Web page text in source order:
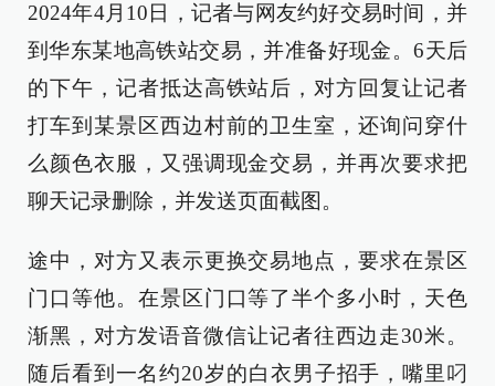
2024年4月10日，记者与网友约好交易时间，并
到华东某地高铁站交易，并准备好现金。6天后
的下午，记者抵达高铁站后，对方回复让记者
打车到某景区西边村前的卫生室，还询问穿什
么颜色衣服，又强调现金交易，并再次要求把
聊天记录删除，并发送页面截图。
途中，对方又表示更换交易地点，要求在景区
门口等他。在景区门口等了半个多小时，天色
渐黑，对方发语音微信让记者往西边走30米。
随后看到一名约20岁的白衣男子招手，嘴里叼